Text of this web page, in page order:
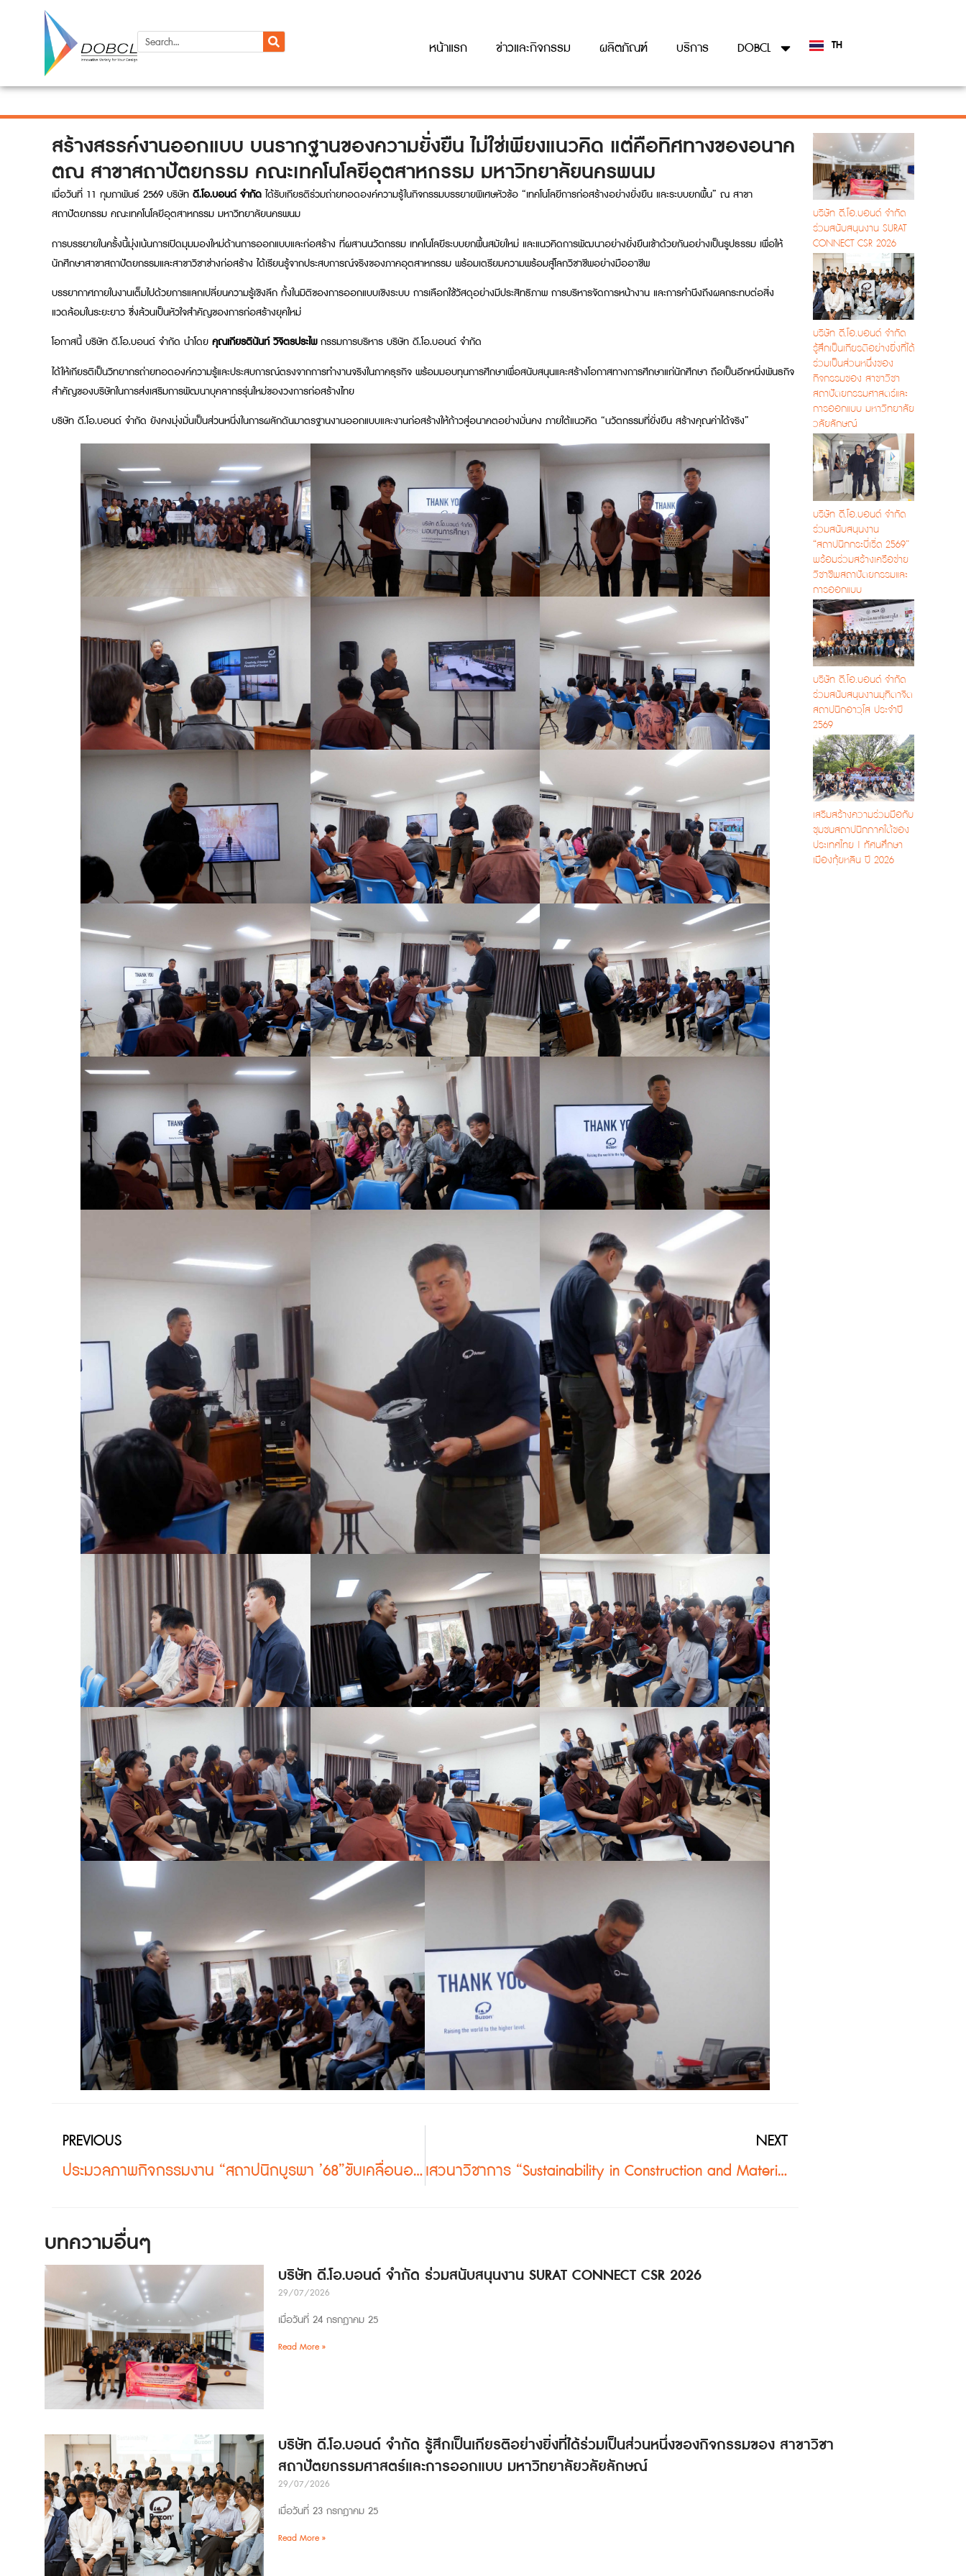
หน้าแรก ข่าวและกิจกรรม ผลิตภัณฑ์ บริการ DOBCL TH
EN
สร้างสรรค์งานออกแบบ บนรากฐานของความยั่งยืน ไม่ใช่เพียงแนวคิด แต่คือทิศทางของอนาค
ตณ สาขาสถาปัตยกรรม คณะเทคโนโลยีอุตสาหกรรม มหาวิทยาลัยนครพนม
เมื่อวันที่ 11 กุมภาพันธ์ 2569 บริษัท ดี.โอ.บอนด์ จำกัดได้รับเกียรติร่วมถ่ายทอดองค์ความรู้ในกิจกรรมบรรยายพิเศษหัวข้อ “เทคโนโลยีการก่อสร้างอย่างยั่งยืน และระบบยกพื้น” ณ สาขา
สถาปัตยกรรม คณะเทคโนโลยีอุตสาหกรรม มหาวิทยาลัยนครพนม
การบรรยายในครั้งนี้มุ่งเน้นการเปิดมุมมองใหม่ด้านการออกแบบและก่อสร้าง ที่ผสานนวัตกรรม เทคโนโลยีระบบยกพื้นสมัยใหม่ และแนวคิดการพัฒนาอย่างยั่งยืนเข้าด้วยกันอย่างเป็นรูปธรรม เพื่อให้
นักศึกษาสาขาสถาปัตยกรรมและสาขาวิชาช่างก่อสร้าง ได้เรียนรู้จากประสบการณ์จริงของภาคอุตสาหกรรม พร้อมเตรียมความพร้อมสู่โลกวิชาชีพอย่างมืออาชีพ
บรรยากาศภายในงานเต็มไปด้วยการแลกเปลี่ยนความรู้เชิงลึก ทั้งในมิติของการออกแบบเชิงระบบ การเลือกใช้วัสดุอย่างมีประสิทธิภาพ การบริหารจัดการหน้างาน และการคำนึงถึงผลกระทบต่อสิ่ง
แวดล้อมในระยะยาว ซึ่งล้วนเป็นหัวใจสำคัญของการก่อสร้างยุคใหม่
โอกาสนี้ บริษัท ดี.โอ.บอนด์ จำกัด นำโดย คุณเกียรตินันท์ วิจิตรประไพกรรมการบริหาร บริษัท ดี.โอ.บอนด์ จำกัด
ได้ให้เกียรติเป็นวิทยากรถ่ายทอดองค์ความรู้และประสบการณ์ตรงจากการทำงานจริงในภาคธุรกิจ พร้อมมอบทุนการศึกษาเพื่อสนับสนุนและสร้างโอกาสทางการศึกษาแก่นักศึกษา ถือเป็นอีกหนึ่งพันธกิจ
สำคัญของบริษัทในการส่งเสริมการพัฒนาบุคลากรรุ่นใหม่ของวงการก่อสร้างไทย
บริษัท ดี.โอ.บอนด์ จำกัด ยังคงมุ่งมั่นเป็นส่วนหนึ่งในการผลักดันมาตรฐานงานออกแบบและงานก่อสร้างให้ก้าวสู่อนาคตอย่างมั่นคง ภายใต้แนวคิด “นวัตกรรมที่ยั่งยืน สร้างคุณค่าได้จริง”
PREVIOUS
ประมวลภาพกิจกรรมงาน “สถาปนิกบูรพา ’68”ขับเคลื่อนองค์ความรู้สถาปัตยกรรม สู่การพัฒนาเมืองอย่างยั่งยืน
NEXT
เสวนาวิชาการ “Sustainability in Construction and Material” สร้างมุมมองใหม่ด้านวัสดุก่อสร้างยั่งยืน
บริษัท ดี.โอ.บอนด์ จำกัด
ร่วมสนับสนุนงาน SURAT
CONNECT CSR 2026
บริษัท ดี.โอ.บอนด์ จำกัด
รู้สึกเป็นเกียรติอย่างยิ่งที่ได้
ร่วมเป็นส่วนหนึ่งของ
กิจกรรมของ สาขาวิชา
สถาปัตยกรรมศาสตร์และ
การออกแบบ มหาวิทยาลัย
วลัยลักษณ์
บริษัท ดี.โอ.บอนด์ จำกัด
ร่วมสนับสนุนงาน
“สถาปนิกกระบี่เริ่ด 2569”
พร้อมร่วมสร้างเครือข่าย
วิชาชีพสถาปัตยกรรมและ
การออกแบบ
บริษัท ดี.โอ.บอนด์ จำกัด
ร่วมสนับสนุนงานมุทิตาจิต
สถาปนิกอาวุโส ประจำปี
2569
เสริมสร้างความร่วมมือกับ
ชุมชนสถาปนิกภาคใต้ของ
ประเทศไทย | ทัศนศึกษา
เมืองกุ้ยหลิน ปี 2026
บทความอื่นๆ
บริษัท ดี.โอ.บอนด์ จำกัด ร่วมสนับสนุนงาน SURAT CONNECT CSR 2026
29/07/2026
เมื่อวันที่ 24 กรกฎาคม 25
Read More »
บริษัท ดี.โอ.บอนด์ จำกัด รู้สึกเป็นเกียรติอย่างยิ่งที่ได้ร่วมเป็นส่วนหนึ่งของกิจกรรมของ สาขาวิชา
สถาปัตยกรรมศาสตร์และการออกแบบ มหาวิทยาลัยวลัยลักษณ์
29/07/2026
เมื่อวันที่ 23 กรกฎาคม 25
Read More »